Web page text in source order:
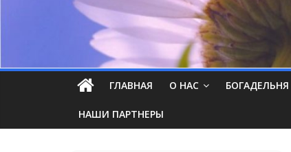
ГЛАВНАЯ О НАС БОГАДЕЛЬНЯ
НАШИ ПАРТНЕРЫ